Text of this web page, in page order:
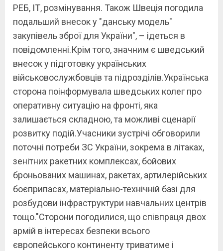
РЕБ, ІТ, розмінування. Також Швеція погодила
подальший внесок у "данську модель"
закупівель зброї для України", – ідеться в
повідомленні.Крім того, значним є шведський
внесок у підготовку українських
військовослужбовців та підрозділів.Українська
сторона поінформувала шведських колег про
оперативну ситуацію на фронті, яка
залишається складною, та можливі сценарії
розвитку подій.Учасники зустрічі обговорили
поточні потреби ЗС України, зокрема в літаках,
зенітних ракетних комплексах, бойових
броньованих машинах, ракетах, артилерійських
боєприпасах, матеріально-технічній базі для
розбудови інфраструктури навчальних центрів
тощо."Сторони погодилися, що співпраця двох
армій в інтересах безпеки всього
європейського континенту триватиме і